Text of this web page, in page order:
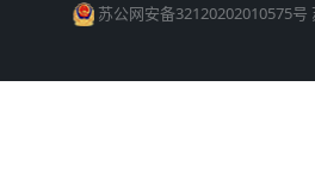
苏公网安备32120202010575号